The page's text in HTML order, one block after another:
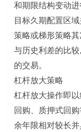
和期限结构变动
目标久期配置区
策略或梯形策略
与历史利差的比
的交易。
杠杆放大策略
杠杆放大操作即
回购、质押式回
余年限相对较长